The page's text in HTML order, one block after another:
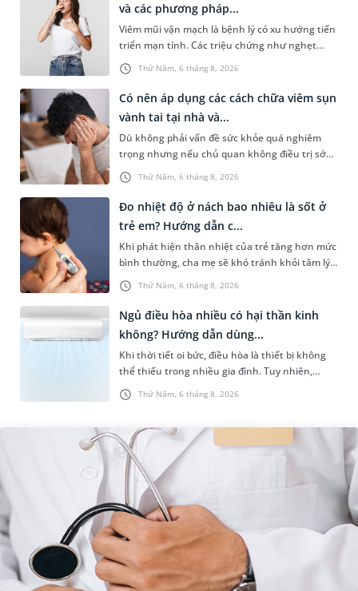
Thứ Năm, 6 tháng 8, 2026
và các phương pháp...
Viêm mũi vận mạch là bệnh lý có xu hướng tiến
triển mạn tính. Các triệu chứng như nghẹt
mũi, chảy nước mũi thường xuyên khiến người
bệnh khó chịu. Tuy nhiên,...
Thứ Năm, 6 tháng 8, 2026
Có nên áp dụng các cách chữa viêm sụn
vành tai tại nhà và...
Dù không phải vấn đề sức khỏe quá nghiêm
trọng nhưng nếu chủ quan không điều trị sớm,
người bệnh có thể phải đối mặt với một số biến
chứng. Nếu chưa xuất hiệ...
Thứ Năm, 6 tháng 8, 2026
Đo nhiệt độ ở nách bao nhiêu là sốt ở
trẻ em? Hướng dẫn c...
Khi phát hiện thân nhiệt của trẻ tăng hơn mức
bình thường, cha mẹ sẽ khó tránh khỏi tâm lý
lo lắng. Tuy nhiên, không phải ai cũng biết đo
nhiệt độ ở nách bao...
Thứ Năm, 6 tháng 8, 2026
Ngủ điều hòa nhiều có hại thần kinh
không? Hướng dẫn dùng...
Khi thời tiết oi bức, điều hòa là thiết bị không
thể thiếu trong nhiều gia đình. Tuy nhiên,
nhiều người lo ngại rằng việc ngủ trong phòng
điều hòa mỗi đêm có...